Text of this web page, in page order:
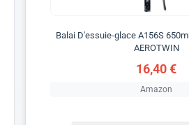
Balai D'essuie-glace A156S
AEROTWIN
16,40 €
Amazon